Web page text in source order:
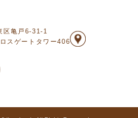
区亀戸6-31-1
スゲートタワー406